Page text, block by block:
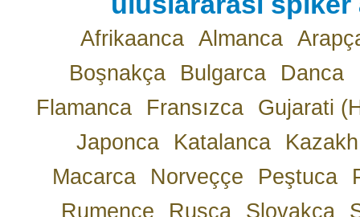
Afrikaanca Almanca
Boşnakça
Bulgarca Danca
Flamanca
Fransızca
Gujarati
Japonca
Katalanca
Kazakh
Macarca
Norveççe Peştuca
Rumence
Rusça Slovakça